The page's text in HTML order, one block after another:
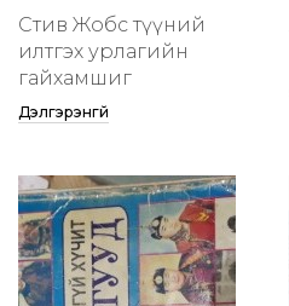
Стив Жобс түүний
илтгэх урлагийн
гайхамшиг
Дэлгэрэнгүй